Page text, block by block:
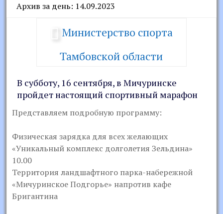
Архив за день: 14.09.2023
Министерство спорта
Тамбовской области
В субботу, 16 сентября, в Мичуринске
пройдет настоящий спортивный марафон
Представляем подробную программу:
Физическая зарядка для всех желающих
«Уникальный комплекс долголетия Зельдина»
10.00
Территория ландшафтного парка-набережной
«Мичуринское Подгорье» напротив кафе
Бригантина